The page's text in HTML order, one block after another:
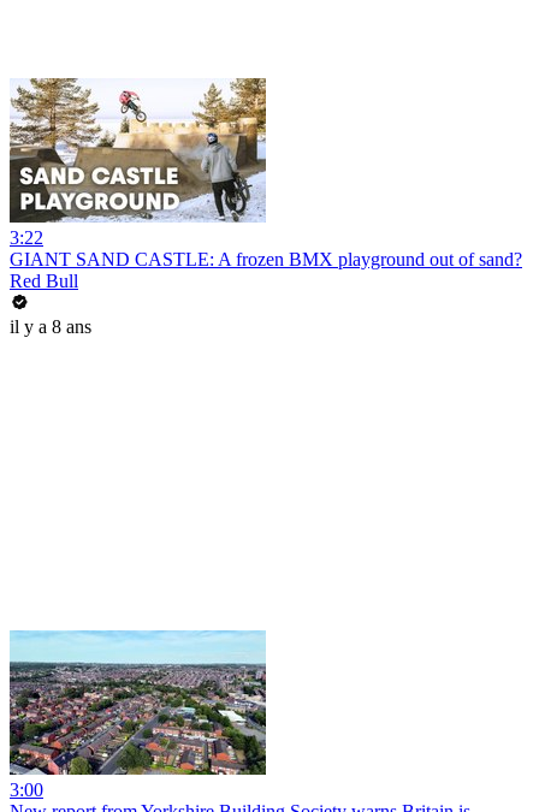
3:22
GIANT SAND CASTLE: A frozen BMX playground out of sand?
Red Bull
il y a 8 ans
3:00